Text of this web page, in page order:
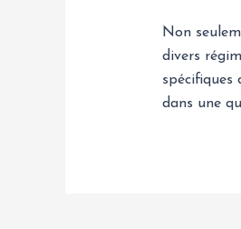
Non
divers
spécifiques
dans une